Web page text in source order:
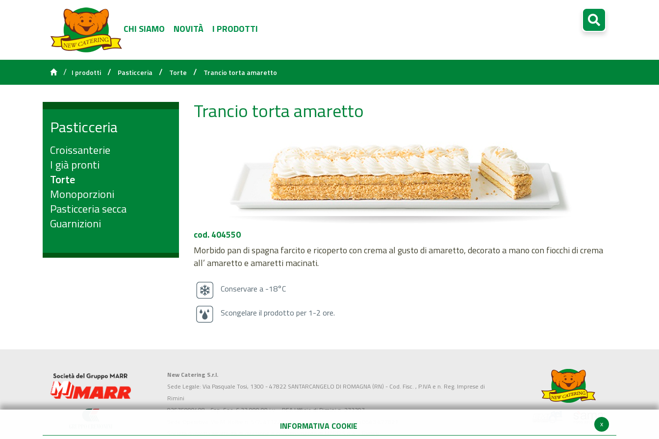
CHI SIAMO NOVITÀ I PRODOTTI
/ I prodotti / Pasticceria / Torte / Trancio torta amaretto
Pasticceria
Croissanterie
I già pronti
Torte
Monoporzioni
Pasticceria secca
Guarnizioni
Trancio torta amaretto
cod. 404550
Morbido pan di spagna farcito e ricoperto con crema al gusto di amaretto, decorato a mano con fiocchi di crema
all’ amaretto e amaretti macinati.
Conservare a -18°C
Scongelare il prodotto per 1-2 ore.
New Catering S.r.l.
Sede Legale: Via Pasquale Tosi, 1300 - 47822 SANTARCANGELO DI ROMAGNA (RN) - Cod. Fisc. , P.IVA e n. Reg. Imprese di
Rimini
02575090408 - Cap. Soc. € 33.900,00 i.v. - REA Ufficio di Rimini n. 273397
Sede Operativa: Via M. Kolbe n. 5/7, 47122 FORLI' - Tel. 0543 476565 Fax 0543 477821
Società soggetta all'attività di direzione e coordinamento di MARR S.p.a. - Rimini
x
INFORMATIVA COOKIE